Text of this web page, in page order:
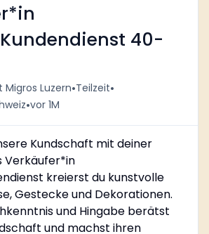
40-
Luzern•Teilzeit•
•vor 1M
Kundschaft mit deiner
Verkäufer*in
kreierst du kunstvolle
Gestecke und Dekorationen.
und Hingabe berätst
und machst ihren